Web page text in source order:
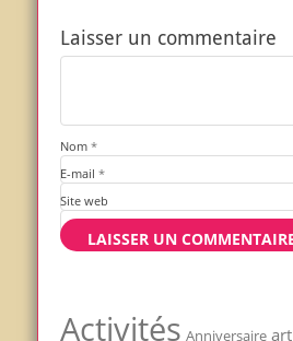
Laisser un commentaire
Nom *
E-mail *
Site web
Activités Anniversaire art